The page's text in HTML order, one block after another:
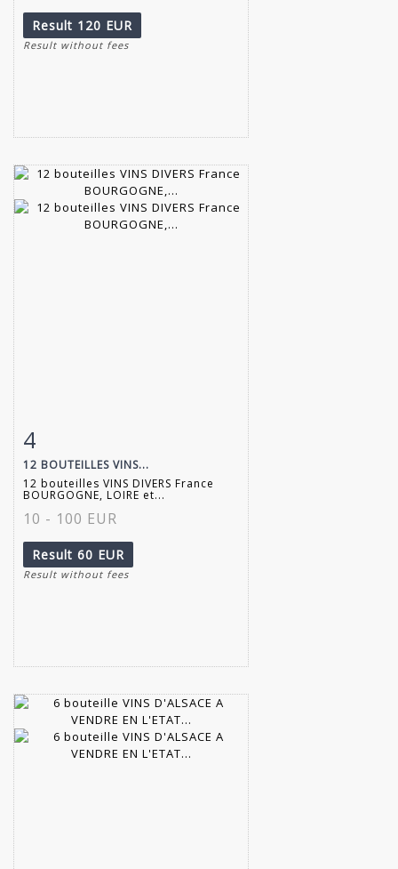
Result 120 EUR
Result without fees
4
12 BOUTEILLES VINS...
12 bouteilles VINS DIVERS France
BOURGOGNE, LOIRE et...
10 - 100 EUR
Result 60 EUR
Result without fees